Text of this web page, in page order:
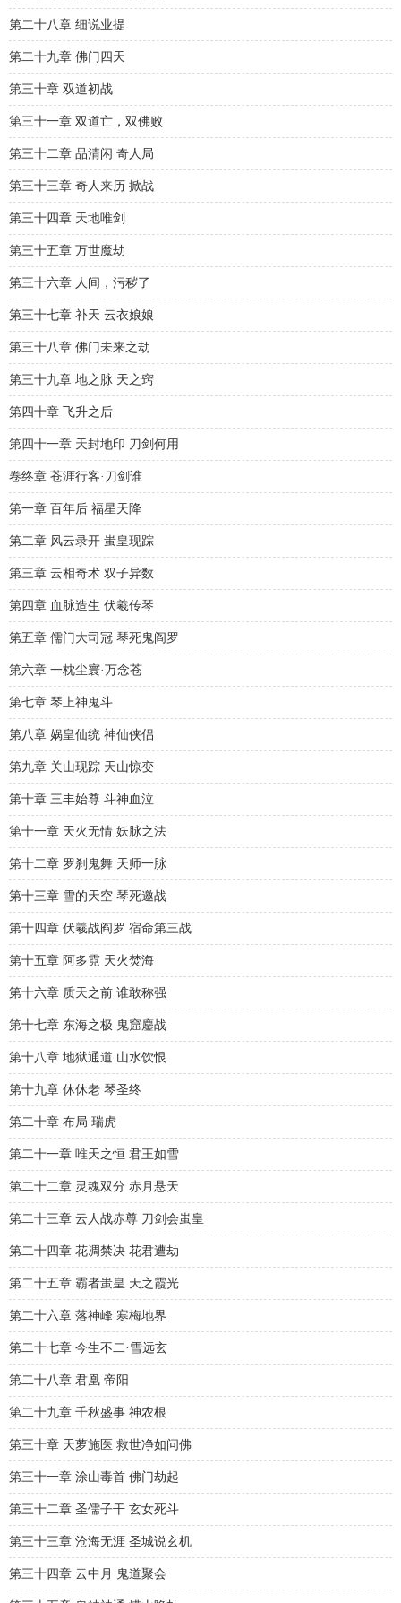
第二十八章 细说业提
第二十九章 佛门四天
第三十章 双道初战
第三十一章 双道亡，双佛败
第三十二章 品清闲 奇人局
第三十三章 奇人来历 掀战
第三十四章 天地唯剑
第三十五章 万世魔劫
第三十六章 人间，污秽了
第三十七章 补天 云衣娘娘
第三十八章 佛门未来之劫
第三十九章 地之脉 天之窍
第四十章 飞升之后
第四十一章 天封地印 刀剑何用
卷终章 苍涯行客·刀剑谁
第一章 百年后 福星天降
第二章 风云录开 蚩皇现踪
第三章 云相奇术 双子异数
第四章 血脉造生 伏羲传琴
第五章 儒门大司冠 琴死鬼阎罗
第六章 一枕尘寰·万念苍
第七章 琴上神鬼斗
第八章 娲皇仙统 神仙侠侣
第九章 关山现踪 天山惊变
第十章 三丰始尊 斗神血泣
第十一章 天火无情 妖脉之法
第十二章 罗刹鬼舞 天师一脉
第十三章 雪的天空 琴死邀战
第十四章 伏羲战阎罗 宿命第三战
第十五章 阿多霓 天火焚海
第十六章 质天之前 谁敢称强
第十七章 东海之极 鬼窟鏖战
第十八章 地狱通道 山水饮恨
第十九章 休休老 琴圣终
第二十章 布局 瑞虎
第二十一章 唯天之恒 君王如雪
第二十二章 灵魂双分 赤月悬天
第二十三章 云人战赤尊 刀剑会蚩皇
第二十四章 花凋禁决 花君遭劫
第二十五章 霸者蚩皇 天之霞光
第二十六章 落神峰 寒梅地界
第二十七章 今生不二·雪远玄
第二十八章 君凰 帝阳
第二十九章 千秋盛事 神农根
第三十章 天萝施医 救世净如问佛
第三十一章 涂山毒首 佛门劫起
第三十二章 圣儒子干 玄女死斗
第三十三章 沧海无涯 圣城说玄机
第三十四章 云中月 鬼道聚会